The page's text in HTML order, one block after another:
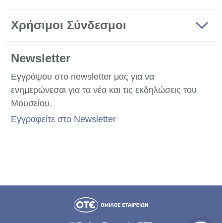
Χρήσιμοι Σύνδεσμοι
Newsletter
Εγγράψου στο newsletter μας για να
ενημερώνεσαι για τα νέα και τις εκδηλώσεις του
Μουσείου.
Εγγραφείτε στο Newsletter